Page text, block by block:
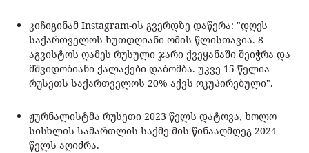
კიჩიგინამ Instagram-ის გვერდზე დაწერა: "დღეს
საქართველოს ხუთდღიანი ომის წლისთავია. 8
აგვისტოს ღამეს რუსული ჯარი ქვეყანაში შეიჭრა და
მშვიდობიანი ქალაქები დაბომბა. უკვე 15 წელია
რუსეთს საქართველოს 20% აქვს ოკუპირებული".
ჟურნალისტმა რუსეთი 2023 წელს დატოვა, ხოლო
სისხლის სამართლის საქმე მის წინააღმდეგ 2024
წელს აღიძრა.